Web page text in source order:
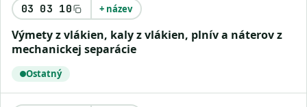
03 03 10 + název
výmety z vlákien, kaly z vlákien, plnív a náterov z
mechanickej separácie
Ostatný